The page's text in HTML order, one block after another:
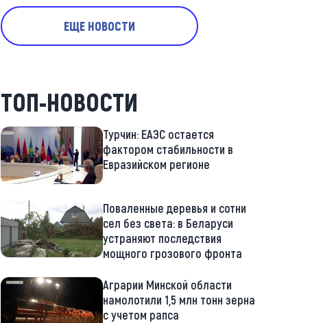
ЕЩЕ НОВОСТИ
ТОП-НОВОСТИ
Турчин: ЕАЭС остается
фактором стабильности в
Евразийском регионе
Поваленные деревья и сотни
сел без света: в Беларуси
устраняют последствия
мощного грозового фронта
Аграрии Минской области
намолотили 1,5 млн тонн зерна
с учетом рапса